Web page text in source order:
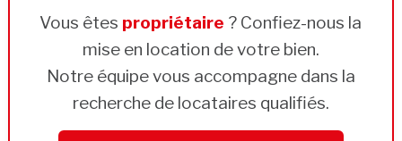
Vous êtes propriétaire ? Confiez-nous la
mise en location de votre bien.
Notre équipe vous accompagne dans la
recherche de locataires qualifiés.